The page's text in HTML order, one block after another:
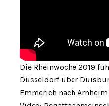
Die Rheinwoche 2019
Düsseldorf über
Emmerich nach